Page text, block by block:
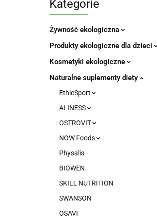
Kategorie
Żywność ekologiczna
Produkty ekologiczne dla dzieci
Kosmetyki ekologiczne
Naturalne suplementy diety
EthicSport
ALINESS
OSTROVIT
NOW Foods
Physalis
BIOWEN
SKILL NUTRITION
SWANSON
OSAVI